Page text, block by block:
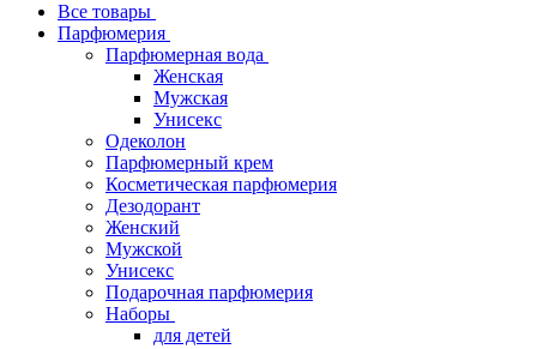
Все товары
Парфюмерия
Парфюмерная вода
Женская
Мужская
Унисекс
Одеколон
Парфюмерный крем
Косметическая парфюмерия
Дезодорант
Женский
Мужской
Унисекс
Подарочная парфюмерия
Наборы
для детей